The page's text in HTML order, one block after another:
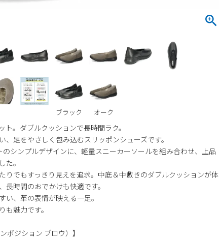
ブラック オーク
ト。ダブルクッションで長時間ラク。
、足をやさしく包み込むスリッポンシューズです。
シンプルデザインに、軽量スニーカーソールを組み合わせ、上品
た。
りでもすっきり見えを追求。中底＆中敷きのダブルクッションが体
時間のおでかけも快適です。
い、革の表情が映える一足。
も魅力です。
ポジション ブロウ）】